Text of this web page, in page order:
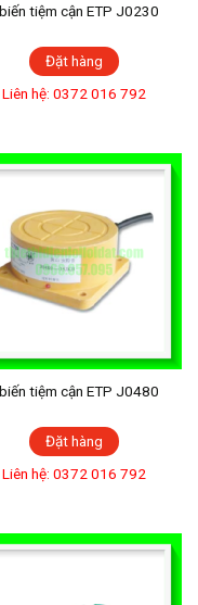
tiệm cận ETP J0230
Đặt hàng
Liên hệ: 0372 016 792
tiệm cận ETP J0480
Đặt hàng
Liên hệ: 0372 016 792